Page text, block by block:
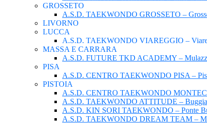
GROSSETO
A.S.D. TAEKWONDO GROSSETO –
LIVORNO
LUCCA
A.S.D. TAEKWONDO VIAREGGIO –
MASSA E CARRARA
A.S.D. FUTURE TKD ACADEMY –
PISA
A.S.D. CENTRO TAEKWONDO PISA –
PISTOIA
A.S.D. CENTRO TAEKWONDO
A.S.D. TAEKWONDO ATTITUDE –
A.S.D. KIN SORI TAEKWONDO – Ponte
A.S.D. TAEKWONDO DREAM TEAM –